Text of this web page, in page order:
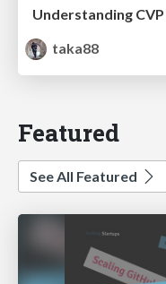
taka88
Featured
See All Featured